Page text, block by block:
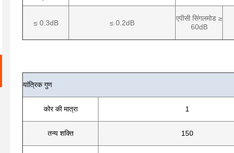
≤ 0.3dB ≤ 0.2dB
एपीसी सिंगलमोड ≥
60dB
यांत्रिक गुण
कोर की मात्रा 1
तन्य शक्ति 150